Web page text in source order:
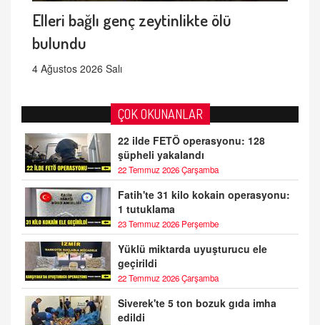
Elleri bağlı genç zeytinlikte ölü
bulundu
4 Ağustos 2026 Salı
ÇOK OKUNANLAR
22 ilde FETÖ operasyonu: 128
şüpheli yakalandı
22 Temmuz 2026 Çarşamba
Fatih'te 31 kilo kokain operasyonu:
1 tutuklama
23 Temmuz 2026 Perşembe
Yüklü miktarda uyuşturucu ele
geçirildi
22 Temmuz 2026 Çarşamba
Siverek'te 5 ton bozuk gıda imha
edildi